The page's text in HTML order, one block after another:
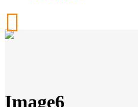
Image6